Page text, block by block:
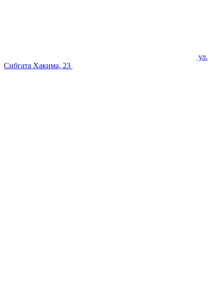
ул.
Сибгата Хакима, 23